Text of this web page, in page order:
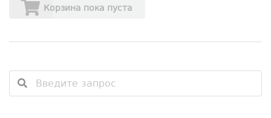
Корзина пока пуста